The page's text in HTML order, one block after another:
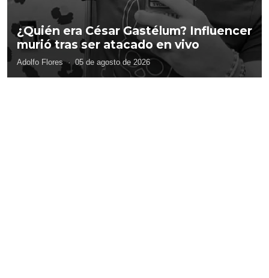
¿Quién era César Gastélum? Influencer
murió tras ser atacado en vivo
Adolfo Flores · 05 de agosto de 2026